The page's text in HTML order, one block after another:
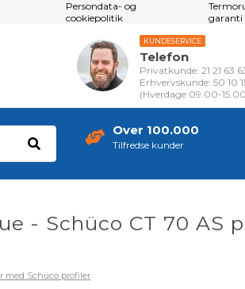
Persondata- og
cookiepolitik
garanti
KUNDESERVICE
Telefon
Privatkunde: 21 21 63
Erhvervskunde: 50 10
(Hverdage 09.00-
Over 100.000
Tilfredse kunder
- Schüco CT 70 AS
med Schüco profiler